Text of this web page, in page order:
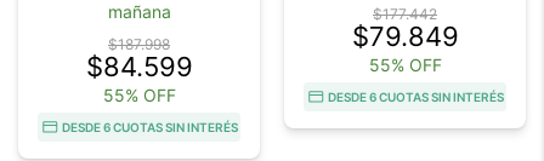
mañana
$187.998
$84.599
55% OFF
DESDE 6 CUOTAS SIN INTERÉS
$177.442
$79.849
55% OFF
DESDE 6 CUOTAS SIN INTERÉS